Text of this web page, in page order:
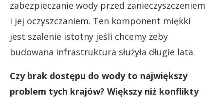
zabezpieczanie wody przed zanieczyszczeniem
i jej oczyszczaniem. Ten komponent miękki
jest szalenie istotny jeśli chcemy żeby
budowana infrastruktura służyła długie lata.
Czy brak dostępu do wody to największy
problem tych krajów? Większy niż konflikty